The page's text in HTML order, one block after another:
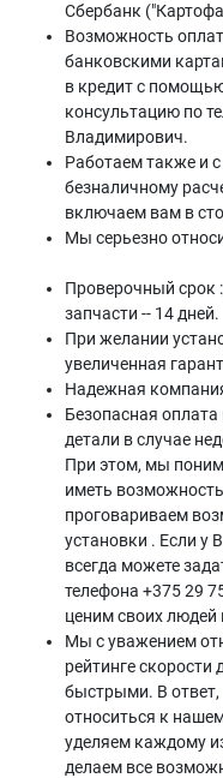
Сбербанк
Возможность
банковскими
в кредит с
консультацию по
Владимирович.
Работаем также и
безналичному
включаем вам в
Мы серьезно
Проверочный срок
запчасти -- 14 дней.
При желании
увеличенная
Надежная
Безопасная
детали в случае
При этом, мы
иметь
проговариваем
установки . Если у
всегда можете
телефона +375 29
ценим своих людей
Мы с уважением
рейтинге
быстрыми. В ответ,
относиться к
уделяем каждому
делаем все